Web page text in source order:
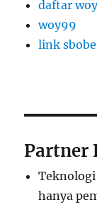
daftar
woy99
link
Partner
hanya